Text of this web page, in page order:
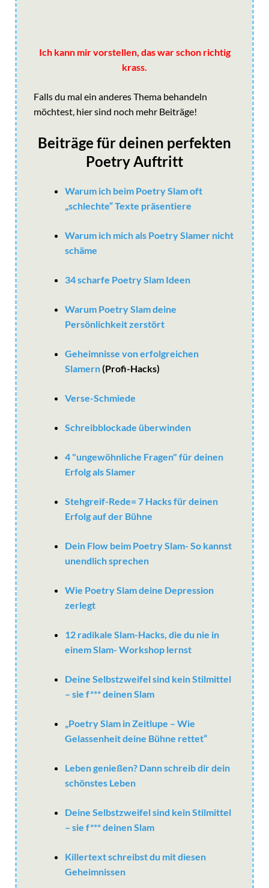
Ich kann mir vorstellen, das war schon richtig
krass.
Falls du mal ein anderes Thema behandeln
möchtest, hier sind noch mehr Beiträge!
Beiträge für deinen perfekten
Poetry Auftritt
Warum ich beim Poetry Slam oft
„schlechte“ Texte präsentiere
Warum ich mich als Poetry Slamer nicht
schäme
34 scharfe Poetry Slam Ideen
Warum Poetry Slam deine
Persönlichkeit zerstört
Geheimnisse von erfolgreichen
Slamern(Profi-Hacks)
Verse-Schmiede
Schreibblockade überwinden
4 "ungewöhnliche Fragen" für deinen
Erfolg als Slamer
Stehgreif-Rede= 7 Hacks für deinen
Erfolg auf der Bühne
Dein Flow beim Poetry Slam- So kannst
unendlich sprechen
Wie Poetry Slam deine Depression
zerlegt
12 radikale Slam-Hacks, die du nie in
einem Slam- Workshop lernst
Deine Selbstzweifel sind kein Stilmittel
– sie f*** deinen Slam
„Poetry Slam in Zeitlupe – Wie
Gelassenheit deine Bühne rettet“
Leben genießen? Dann schreib dir dein
schönstes Leben
Deine Selbstzweifel sind kein Stilmittel
– sie f*** deinen Slam
Killertext schreibst du mit diesen
Geheimnissen